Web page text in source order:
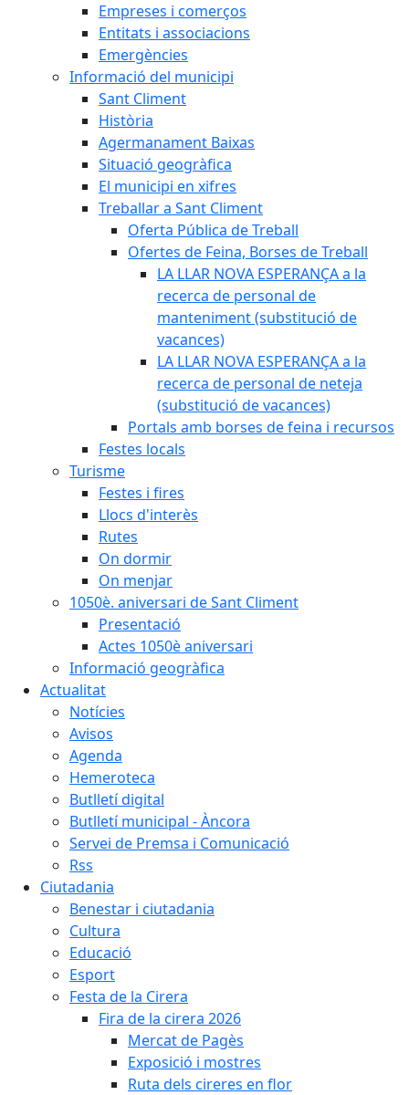
Empreses i comerços
Entitats i associacions
Emergències
Informació del municipi
Sant Climent
Història
Agermanament Baixas
Situació geogràfica
El municipi en xifres
Treballar a Sant Climent
Oferta Pública de Treball
Ofertes de Feina, Borses de Treball
LA LLAR NOVA ESPERANÇA a la
recerca de personal de
manteniment (substitució de
vacances)
LA LLAR NOVA ESPERANÇA a la
recerca de personal de neteja
(substitució de vacances)
Portals amb borses de feina i recursos
Festes locals
Turisme
Festes i fires
Llocs d'interès
Rutes
On dormir
On menjar
1050è. aniversari de Sant Climent
Presentació
Actes 1050è aniversari
Informació geogràfica
Actualitat
Notícies
Avisos
Agenda
Hemeroteca
Butlletí digital
Butlletí municipal - Àncora
Servei de Premsa i Comunicació
Rss
Ciutadania
Benestar i ciutadania
Cultura
Educació
Esport
Festa de la Cirera
Fira de la cirera 2026
Mercat de Pagès
Exposició i mostres
Ruta dels cireres en flor